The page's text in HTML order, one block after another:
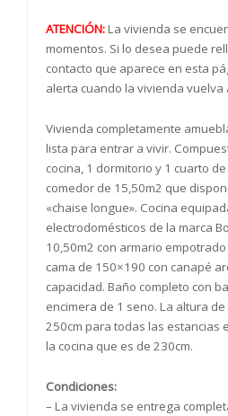
ATENCIÓN:La vivienda se
momentos. Si lo desea puede
contacto que aparece en esta
alerta cuando la vivienda vuelva
Vivienda completamente
lista para entrar a vivir.
cocina, 1 dormitorio y 1 cuarto
comedor de 15,50m2 que
«chaise longue». Cocina
electrodomésticos de la marca
10,50m2 con armario
cama de 150×190 con canapé
capacidad. Baño completo con
encimera de 1 seno. La altura
250cm para todas las estancias
la cocina que es de 230cm.
Condiciones:
– La vivienda se entrega